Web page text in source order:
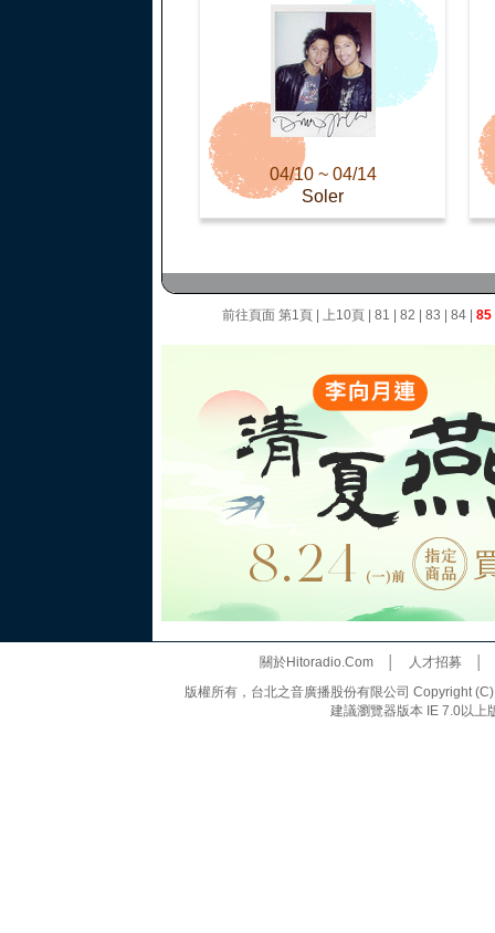
04/10 ~ 04/14
Soler
前往頁面 第1頁 上10頁 81 82 83 84 85
關於Hitoradio.Com│ 人才招募
版權所有，台北之音廣播股份有限公司 Copyright
建議瀏覽器版本 IE 7.0以上